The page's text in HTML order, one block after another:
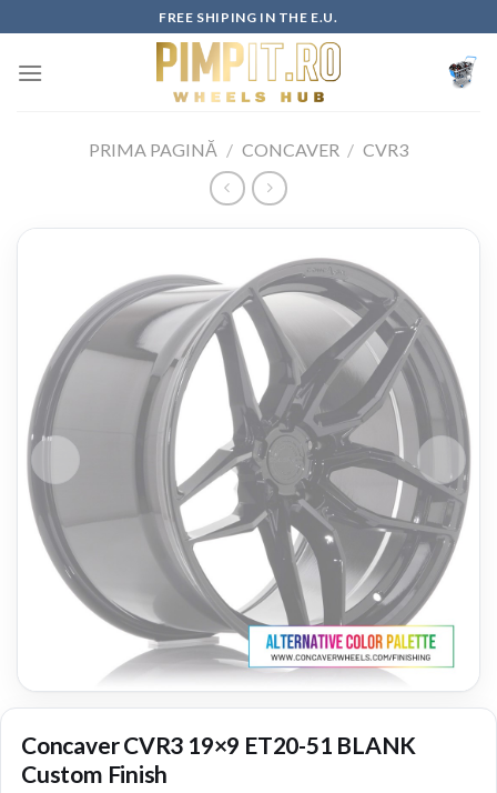
to
content
FREE SHIPING IN THE E.U.
PRIMA PAGINĂ / CONCAVER / CVR3
Concaver CVR3 19×9 ET20-51 BLANK
Custom Finish